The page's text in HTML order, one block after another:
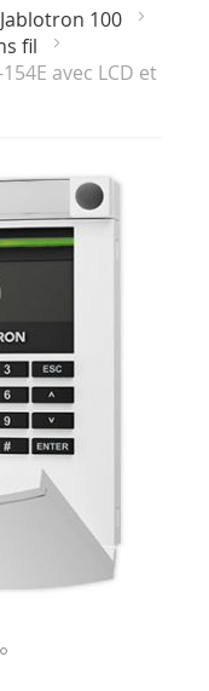
Jablotron 100
fil
avec LCD et